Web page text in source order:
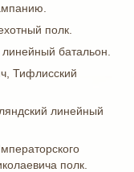
полк.
батальон.
Тифлисский
линейный
полк.